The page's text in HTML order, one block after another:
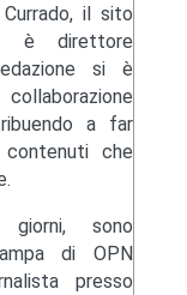
il sito
è direttore
si è
a far
che
sono
di OPN
presso